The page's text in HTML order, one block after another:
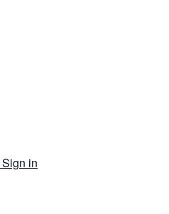
Sign in